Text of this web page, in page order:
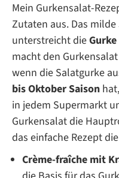
Mein Gurkensalat-
Zutaten aus. Das
unterstreicht dieGurke
macht den
wenn die Salatgurke
bis Oktober Saison
in jedem Supermarkt
Gurkensalat die
das einfache Rezept
Crème-fraîche mit